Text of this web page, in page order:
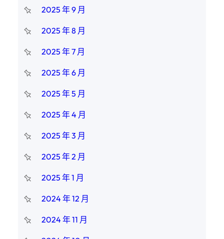
2025 年 9 月
2025 年 8 月
2025 年 7 月
2025 年 6 月
2025 年 5 月
2025 年 4 月
2025 年 3 月
2025 年 2 月
2025 年 1 月
2024 年 12 月
2024 年 11 月